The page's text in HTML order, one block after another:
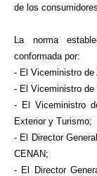
de los
La norma
conformada por:
- El Viceministro de
- El Viceministro
- El Viceministro
Exterior y Turismo;
- El Director
CENAN;
- El Director